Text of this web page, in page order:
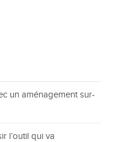
un aménagement sur-
l’outil qui va